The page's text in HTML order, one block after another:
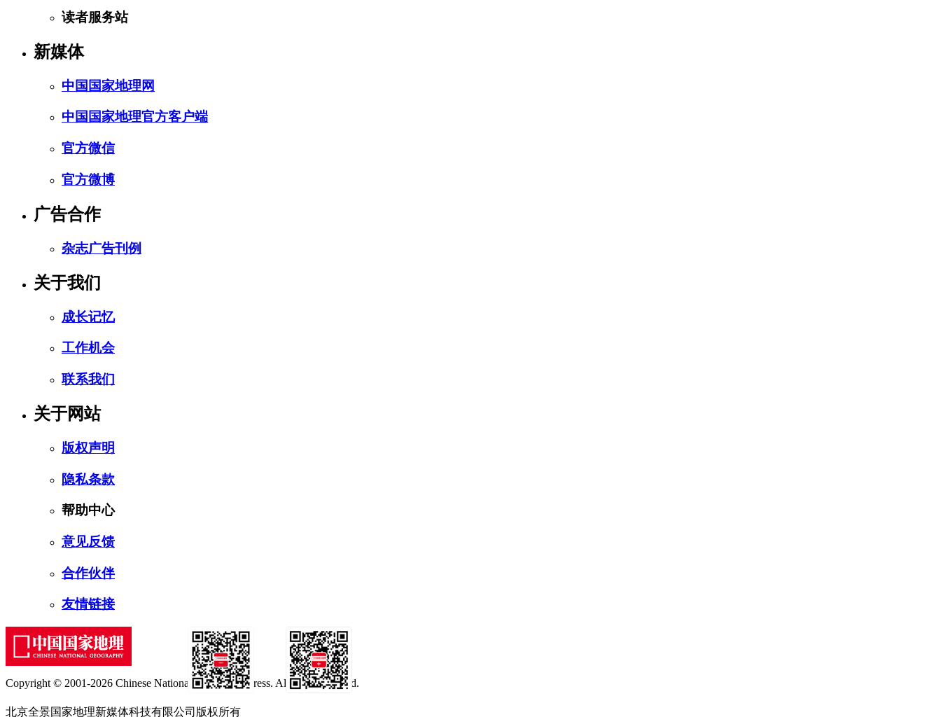
读者服务站
新媒体
中国国家地理网
中国国家地理官方客户端
官方微信
官方微博
广告合作
杂志广告刊例
关于我们
成长记忆
工作机会
联系我们
关于网站
版权声明
隐私条款
帮助中心
意见反馈
合作伙伴
友情链接
订阅号
Copyright © 2001-2026 Chinese National Geography Press. All rights reserved.
北京全景国家地理新媒体科技有限公司版权所有